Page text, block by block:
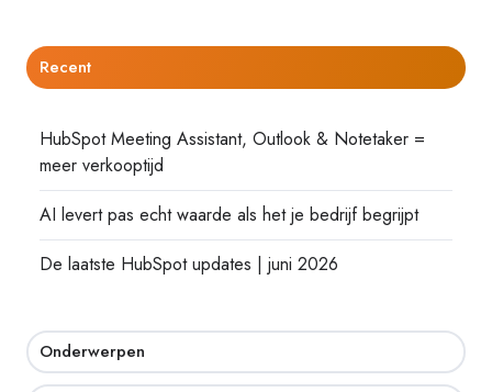
Recent
HubSpot Meeting Assistant, Outlook & Notetaker =
meer verkooptijd
AI levert pas echt waarde als het je bedrijf begrijpt
De laatste HubSpot updates | juni 2026
Onderwerpen